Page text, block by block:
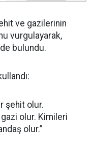
ve gazilerinin
vurgulayarak,
bulundu.
şehit olur.
olur. Kimileri
olur.”